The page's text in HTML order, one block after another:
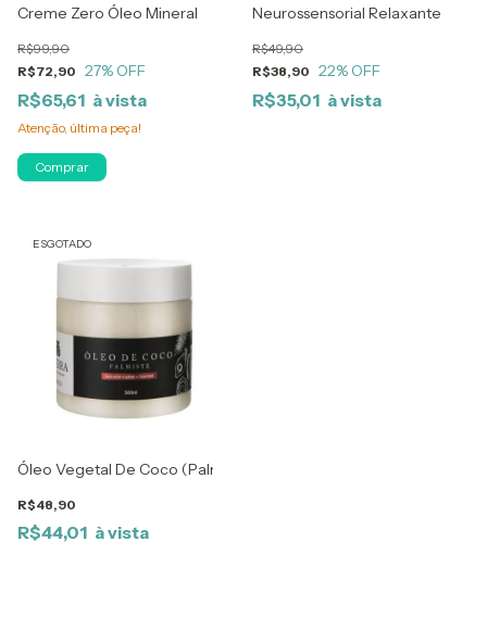
Creme Zero Óleo Mineral
R$72,90
R$99,90
27% OFF
R$65,61
Atenção, última peça!
Neurossensorial Relaxante
R$38,90
R$49,90
22% OFF
R$35,01
ESGOTADO
Óleo Vegetal De Coco (Palmiste)-500Ml
R$48,90
R$44,01